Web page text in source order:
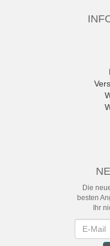
Die
besten
Ihr